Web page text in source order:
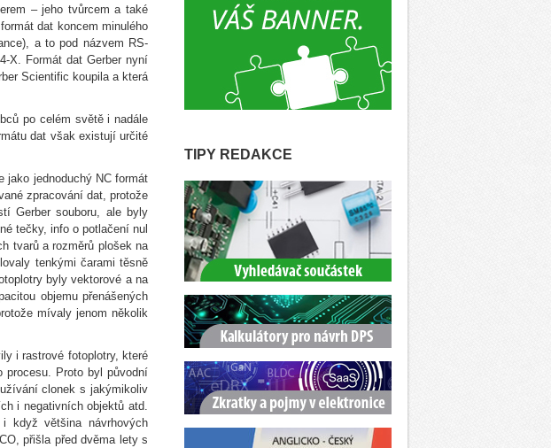
– jeho tvůrcem a také
dat koncem minulého
a to pod názvem RS-
X. Formát dat Gerber nyní
Scientific koupila a která
po celém světě i nadále
dat však existují určité
jako jednoduchý NC formát
zpracování dat, protože
Gerber souboru, ale byly
tečky, info o potlačení nul
tvarů a rozměrů plošek na
tenkými čarami těsně
byly vektorové a na
objemu přenášených
mívaly jenom několik
i rastrové fotoplotry, které
procesu. Proto byl původní
clonek s jakýmikoliv
i negativních objektů atd.
když většina návrhových
přišla před dvěma lety s
TIPY REDAKCE